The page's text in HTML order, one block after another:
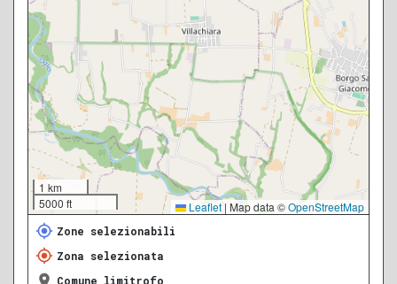
1 km
5000 ft
Leaflet | Map data ©OpenStreetMap
Zone selezionabili
Zona selezionata
Comune limitrofo